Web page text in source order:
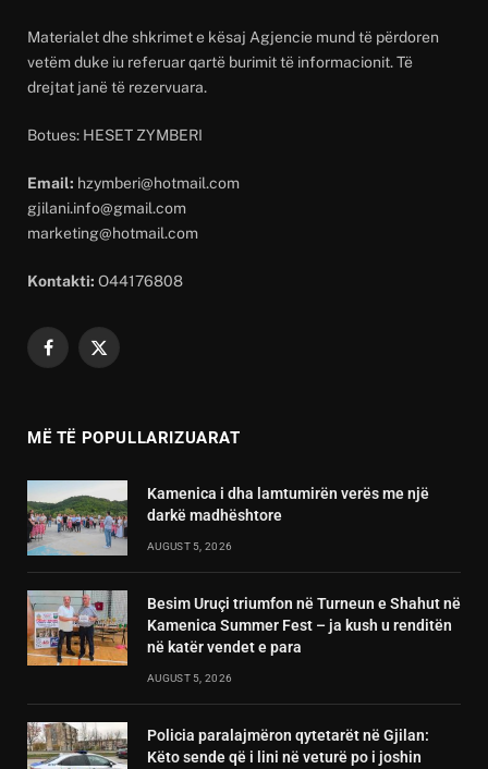
Materialet dhe shkrimet e kësaj Agjencie mund të përdoren
vetëm duke iu referuar qartë burimit të informacionit. Të
drejtat janë të rezervuara.
Botues: HESET ZYMBERI
Email: hzymberi@hotmail.com
gjilani.info@gmail.com
marketing@hotmail.com
Kontakti: O44176808
Facebook
X
MË TË POPULLARIZUARAT
Kamenica i dha lamtumirën verës me një
darkë madhështore
AUGUST 5, 2026
Besim Uruçi triumfon në Turneun e Shahut në
Kamenica Summer Fest – ja kush u renditën
në katër vendet e para
AUGUST 5, 2026
Policia paralajmëron qytetarët në Gjilan:
Këto sende që i lini në veturë po i joshin